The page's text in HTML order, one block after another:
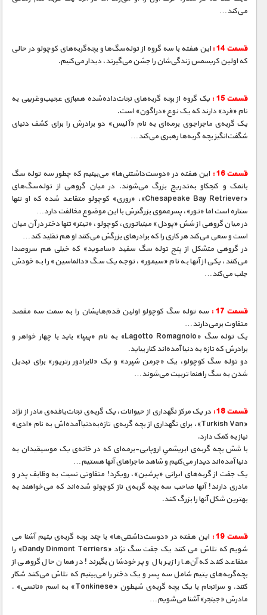
می‌کند…
قسمت 14 :
این هفته با سه گروه از توله‌سگ‌ها و بچه‌گربه‌های کوچولو در حالی
که اولین کریسمس زندگی‌شان را جشن می‌گیرند، دیدار می‌کنیم.
قسمت 15 :
یک گروه از بچه گربه‌های نجات‌داده‌شده همبازی عجیب‌و‌غریبی به
نام «فرد» دارند که یک نوع «دراگون» است.
یک گربه‌ی ماجراجوی برمه‌ای به نام «آلیس» دو برادرش را برای کشف دنیای
شگفت‌انگیز بچه گربه‌ها رهبری می‌کند…
قسمت 16 :
این هفته در «دوست‌داشتنی‌ها» می‌بینیم که چطور سه توله سگ
بانمک و کنجکاو به‌تدریج بزرگ می‌شوند. در میان گروهی از توله‌سگ‌های
«Chesapeake Bay Retriever»، «روری» کوچولو متقاعد شده که او تنها
ستاره است اما «تور»، پسرعموی بزرگترش با این موضوع مخالفت دارد…
در میان گروهی از شش «پودل» مینیاتوری، کوچولو، «تیتر» تنها دختر در آن میان
است و سعی می‌کند هر کاری را که برادرهای بزرگش می‌کنند او هم تقلید کند…
در گروهی متشکل از پنج توله سگ سفید «ساموید» که خیلی هم سروصدا
می‌کنند، یکی از آنها به نام «سیمور»، توجه یک سگ «دالماسین» را به خودش
جلب می‌کند…
قسمت 17 :
سه توله سگ کوچولو اولین قدم‌هایشان را به سمت سه مقصد
متفاوت برمی‌دارند…
یک توله سگ «Lagotto Romagnolo» به نام «پیپا» باید با چهار خواهر و
برادرش که تازه به دنیا آمده‌اند کنار بیاید.
دو توله سگ کوچولو، یک «جرمن شپرد» و یک «لابرادور رتریور» برای تبدیل
شدن به سگ راهنما تربیت می‌شوند…
قسمت 18 :
در یک مرکز نگهداری از حیوانات، یک گربه‌ی نجات‌یافته‌ی مادر از نژاد
«Turkish Van»، برای نگهداری از بچه گربه‌ی تازه‌به‌دنیا‌آمده‌اش به نام «ادی»
نیاز به کمک دارد.
با شش بچه گربه‌ی ابریشمیِ اروپایی-برمه‌ای که در خانه‌ی یک موسیقیدان به
دنیا آمده‌اند دیدار می‌کنیم و شاهد ماجراهای آنها هستیم…
یک جفت از گربه‌های ایرانی «پرشین»، رویکرد! متفاوتی نسبت به وظابف پدر و
مادری دارند! آنها صاحب سه بچه گربه‌ی ناز کوچولو شده‌اند که می‌خواهند به
بهترین شکل آنها را بزرگ کنند.
قسمت 19 :
این هفته در «دوست‌داشتنی‌ها» با چند بچه گربه‌ی یتیم آشنا می
شویم که تلاش می کنند یک جفت سگ نژاد «Dandy Dinmont Terriers» را
متقاعد کنند که آن‌ها را زیر بال و پر خودشان بگیرند! در همان حال گروهی از
بچه‌گربه‌های یتیم شامل سه پسر و یک دختر را می‌بینیم که تلاش می‌کنند شکار
کنند. و سرانجام با یک بچه گربه‌ی شیطون «Tonkinese» به اسم «نانسی» .
مادرش «جینجر» آشنا می‌شویم…